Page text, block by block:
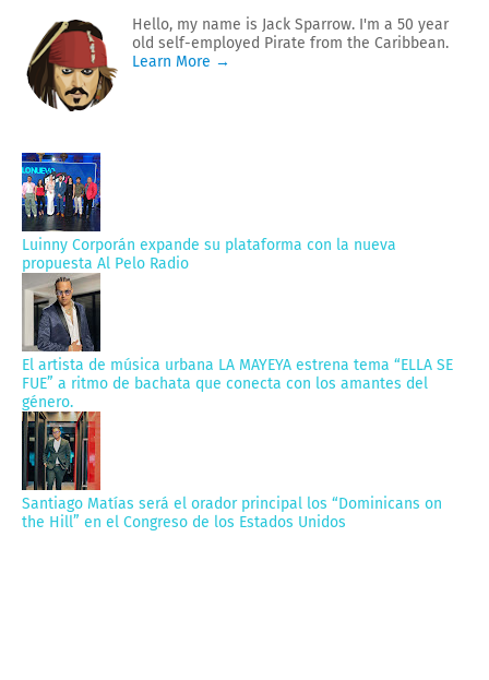
Hello, my name is Jack Sparrow. I'm a 50 year
old self-employed Pirate from the Caribbean.
Learn More →
Luinny Corporán expande su plataforma con la nueva
propuesta Al Pelo Radio
El artista de música urbana LA MAYEYA estrena tema “ELLA SE
FUE” a ritmo de bachata que conecta con los amantes del
género.
Santiago Matías será el orador principal los “Dominicans on
the Hill” en el Congreso de los Estados Unidos